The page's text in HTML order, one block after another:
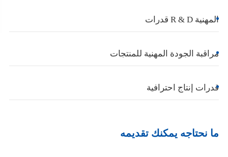
قدرات R & D المهنية
مراقبة الجودة المهنية للمنتجات
قدرات إنتاج احترافية
ما نحتاجه يمكنك تقديمه